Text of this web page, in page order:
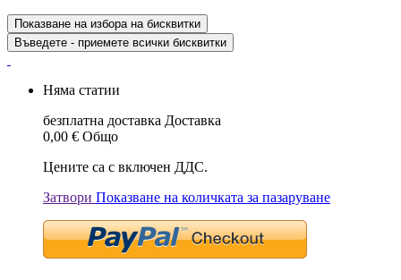
Показване на избора на бисквитки
Въведете - приемете всички бисквитки
Няма статии
безплатна доставка Доставка
0,00 € Общо
Цените са с включен ДДС.
Затвори Показване на количката за пазаруване